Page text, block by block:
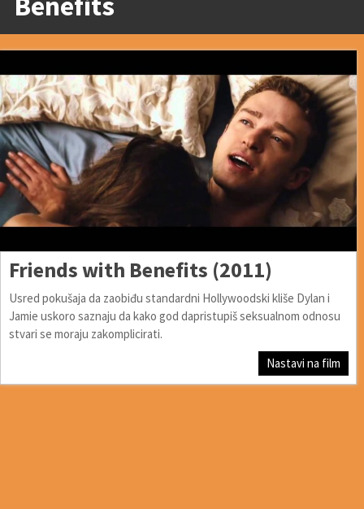
Friends with Benefits (2011)
Usred pokušaja da zaobiđu standardni Hollywoodski kliše Dylan i
Jamie uskoro saznaju da kako god dapristupiš seksualnom odnosu
stvari se moraju zakomplicirati.
Nastavi na film